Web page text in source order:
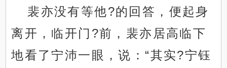
裴亦没有等他?的回答，便起身
离开，临开门?前，裴亦居高临下
地看了宁沛一眼，说：“其实?宁钰